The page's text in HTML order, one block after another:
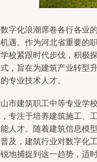
字化浪潮席卷各行各业
遇。作为河北省重要的
校紧跟时代步伐，积极
，旨在为建筑产业转型
专业技术人才。
市建筑职工中等专业学
专注于培养建筑施工、
人才。随着建筑信息模
及，建筑行业对数字化
地捕捉到这一趋势，适